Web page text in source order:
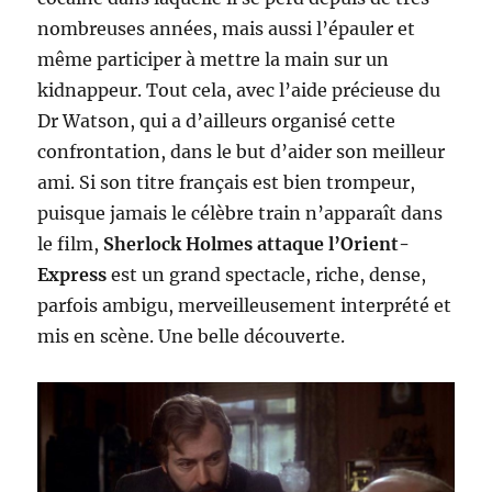
nombreuses années, mais aussi l’épauler et
même participer à mettre la main sur un
kidnappeur. Tout cela, avec l’aide précieuse du
Dr Watson, qui a d’ailleurs organisé cette
confrontation, dans le but d’aider son meilleur
ami. Si son titre français est bien trompeur,
puisque jamais le célèbre train n’apparaît dans
le film, Sherlock Holmes attaque l’Orient-
Express est un grand spectacle, riche, dense,
parfois ambigu, merveilleusement interprété et
mis en scène. Une belle découverte.